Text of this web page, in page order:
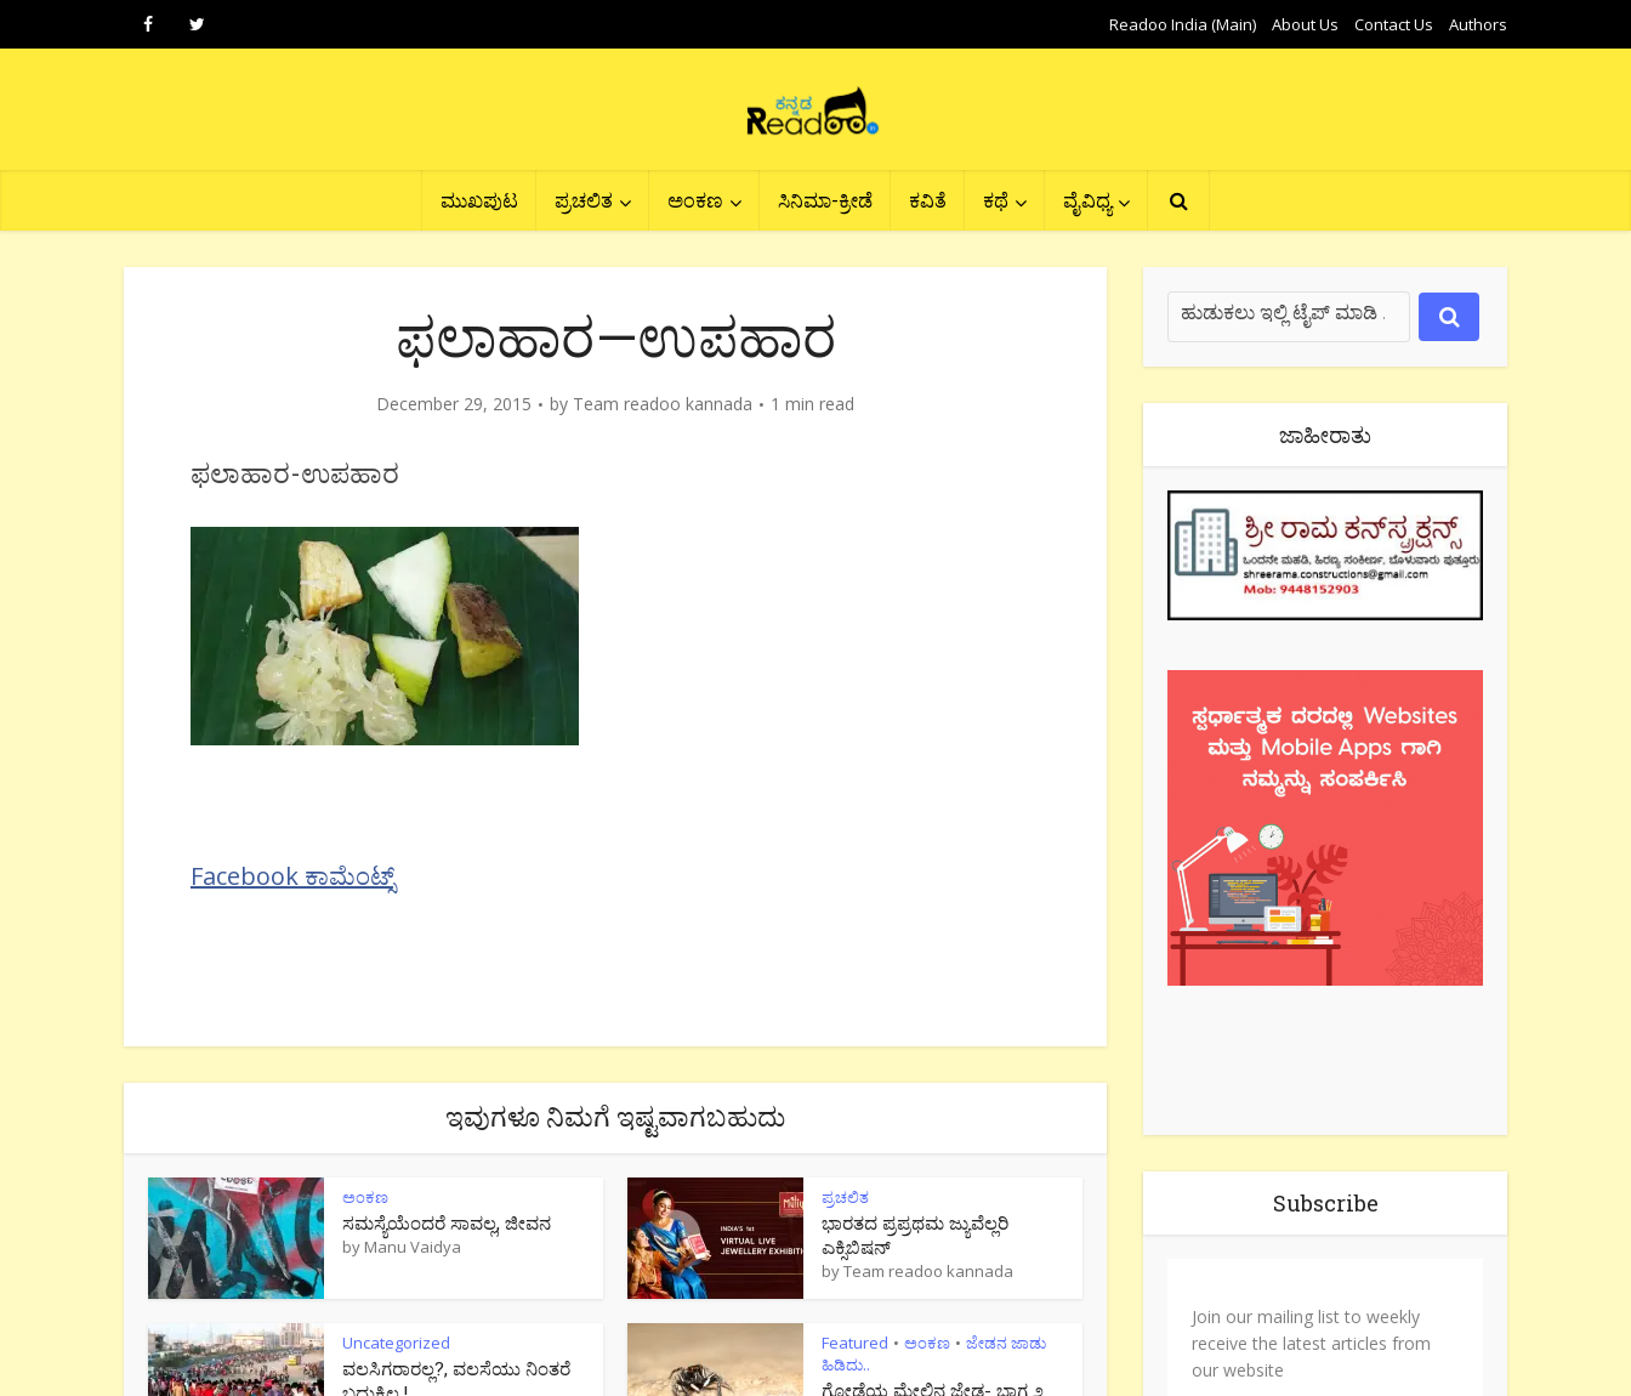
Readoo India (Main) About Us Contact Us Authors
ಮುಖಪುಟ ಪ್ರಚಲಿತ ಅಂಕಣ ಸಿನಿಮಾ-ಕ್ರೀಡೆ ಕವಿತೆ ಕಥೆ ವೈವಿಧ್ಯ
ಫಲಾಹಾರ—ಉಪಹಾರ
December 29, 2015 by Team readoo kannada 1 min read
ಫಲಾಹಾರ-ಉಪಹಾರ
Facebook ಕಾಮೆಂಟ್ಸ್
ಇವುಗಳೂ ನಿಮಗೆ ಇಷ್ಟವಾಗಬಹುದು
ಅಂಕಣ
ಸಮಸ್ಯೆಯೆಂದರೆ ಸಾವಲ್ಲ, ಜೀವನ
by Manu Vaidya
ಪ್ರಚಲಿತ
ಭಾರತದ ಪ್ರಪ್ರಥಮ ಜ್ಯುವೆಲ್ಲರಿ
ಎಕ್ಸಿಬಿಷನ್
byTeam readoo kannada
Uncategorized
ವಲಸಿಗರಾರಲ್ಲ?, ವಲಸೆಯು ನಿಂತರೆ
Featured • ಅಂಕಣ • ಜೇಡನ ಜಾಡು
ಹಿಡಿದು..
ಗೋಡೆಯ ಮೇಲಿನ ಜೇಡ- ಭಾಗ ೨
ಜಾಹೀರಾತು
Subscribe
Join our mailing list to weekly
receive the latest articles from
our website